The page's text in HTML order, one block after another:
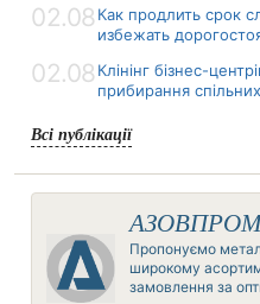
02.08 Как продлить срок
избежать
02.08 Клінінг бізнес-
прибирання
Всі публікації
Пропонуємо
широкому
замовлення за